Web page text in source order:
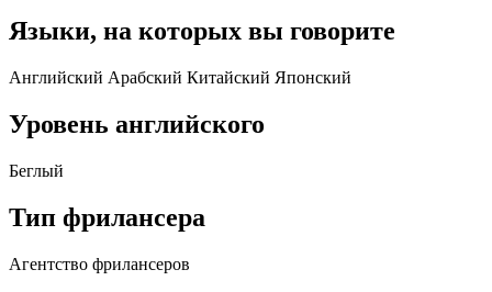
Языки, на которых вы говорите
Английский Арабский Китайский Японский
Уровень английского
Беглый
Тип фрилансера
Агентство фрилансеров